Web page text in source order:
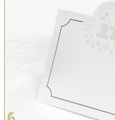
カタログギフト
ブライダルバッグ